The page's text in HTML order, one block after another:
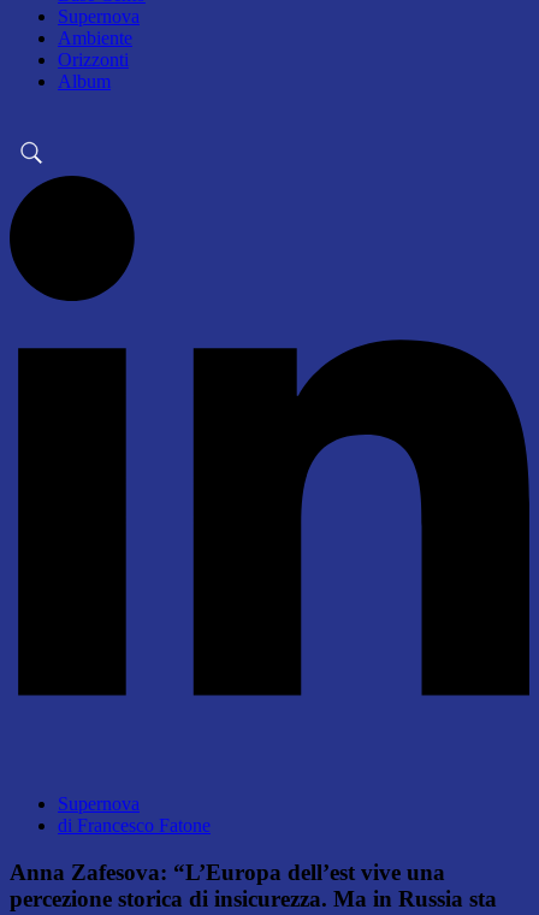
Supernova
Ambiente
Orizzonti
Album
Supernova
di Francesco Fatone
Anna Zafesova: “L’Europa dell’est vive una
percezione storica di insicurezza. Ma in Russia sta